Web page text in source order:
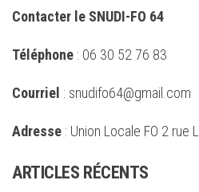
Contacter le SNUDI-FO 64
Téléphone : 06 30 52 76 83
Courriel : snudifo64@gmail.com
Adresse : Union Locale FO 2 rue
ARTICLES RÉCENTS